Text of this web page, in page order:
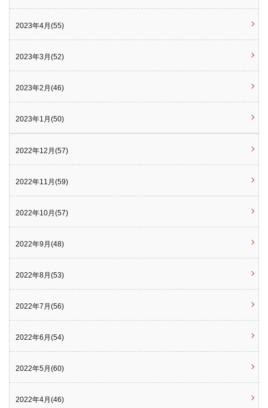
2023年4月(55)
2023年3月(52)
2023年2月(46)
2023年1月(50)
2022年12月(57)
2022年11月(59)
2022年10月(57)
2022年9月(48)
2022年8月(53)
2022年7月(56)
2022年6月(54)
2022年5月(60)
2022年4月(46)